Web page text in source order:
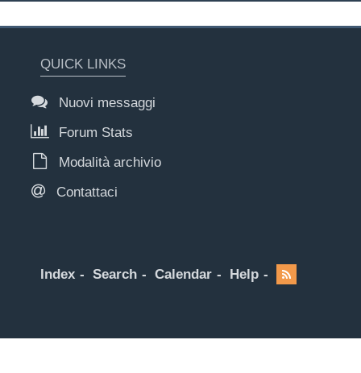
QUICK LINKS
Nuovi messaggi
Forum Stats
Modalità archivio
Contattaci
Index Search Calendar Help